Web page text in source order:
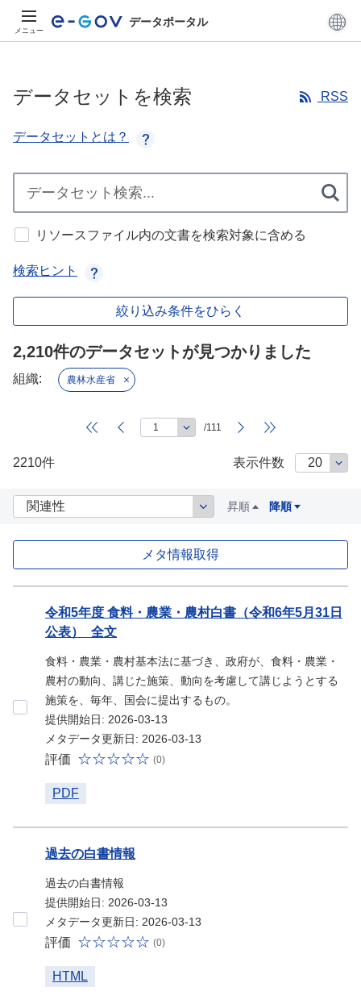
メニュー
データポータル
データセットを検索 RSS
データセットとは？
リソースファイル内の文書を検索対象に含める
検索ヒント
絞り込み条件をひらく
2,210件のデータセットが見つかりました
組織: 農林水産省
2210件 表示件数
/111
昇順 降順
メタ情報取得
令和5年度 食料・農業・農村白書（令和6年5月31日
公表）_全文
食料・農業・農村基本法に基づき、政府が、食料・農業・
農村の動向、講じた施策、動向を考慮して講じようとする
施策を、毎年、国会に提出するもの。
提供開始日: 2026-03-13
メタデータ更新日: 2026-03-13
評価 (0)
PDF
過去の白書情報
過去の白書情報
提供開始日: 2026-03-13
メタデータ更新日: 2026-03-13
評価 (0)
HTML